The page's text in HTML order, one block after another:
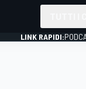
LINK RAPIDI: